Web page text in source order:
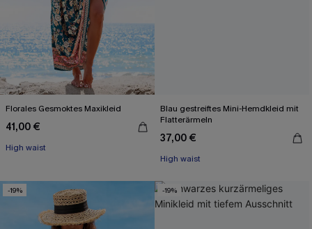
Florales Gesmoktes Maxikleid
41,00 €
High waist
Blau gestreiftes Mini-Hemdkleid mit
Flatterärmeln
37,00 €
High waist
-19% -19%